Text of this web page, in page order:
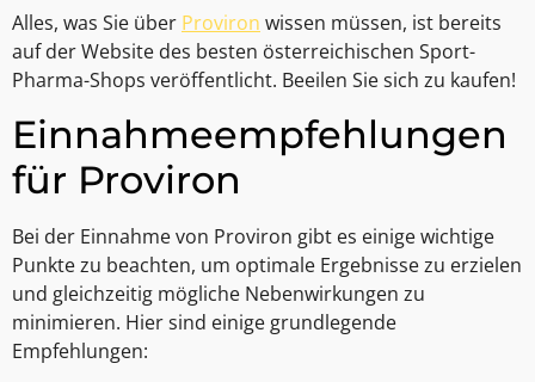
Alles, was Sie über Proviron wissen müssen, ist bereits
auf der Website des besten österreichischen Sport-
Pharma-Shops veröffentlicht. Beeilen Sie sich zu kaufen!
Einnahmeempfehlungen
für Proviron
Bei der Einnahme von Proviron gibt es einige wichtige
Punkte zu beachten, um optimale Ergebnisse zu erzielen
und gleichzeitig mögliche Nebenwirkungen zu
minimieren. Hier sind einige grundlegende
Empfehlungen: